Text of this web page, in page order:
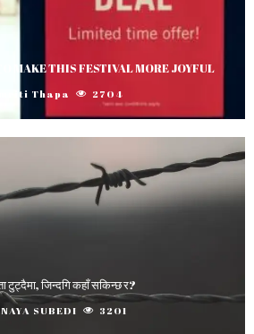
MAKE THIS FESTIVAL MORE JOYFUL
Thapa 2704
टुट्दैमा, जिन्दगि कहाँ सकिन्छ र?
SUBEDI 3201